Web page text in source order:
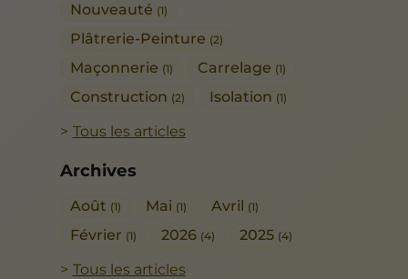
Nouveauté (1)
Plâtrerie-Peinture (2)
Maçonnerie (1) Carrelage (1)
Construction (2) Isolation (1)
Tous les articles
Archives
Août (1) Mai (1) Avril (1)
Février (1) 2026 (4) 2025 (4)
Tous les articles